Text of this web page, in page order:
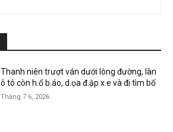
Thanh niên trượt ván dưới lòng đường, làn
ô tô còn h.ổ b.áo, d.ọa đ.ập x.e và đi tìm bố
Tháng 7 6, 2026